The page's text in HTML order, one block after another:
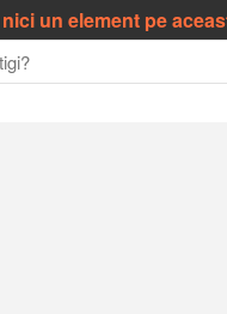
un element pe